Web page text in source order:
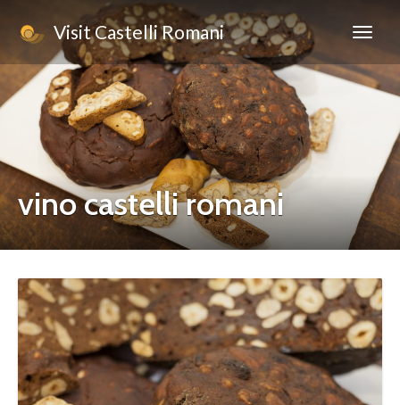
Visit Castelli Romani
vino castelli romani